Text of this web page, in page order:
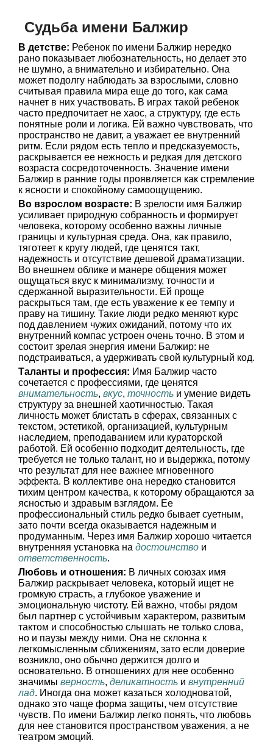
Судьба имени Балжир
В детстве: Ребенок по имени Балжир нередко
рано показывает любознательность, но делает это
не шумно, а внимательно и избирательно. Она
может подолгу наблюдать за взрослыми, словно
считывая правила мира еще до того, как сама
начнет в них участвовать. В играх такой ребенок
часто предпочитает не хаос, а структуру, где есть
понятные роли и логика. Ей важно чувствовать, что
пространство не давит, а уважает ее внутренний
ритм. Если рядом есть тепло и предсказуемость,
раскрывается ее нежность и редкая для детского
возраста сосредоточенность. Значение имени
Балжир в ранние годы проявляется как стремление
к ясности и спокойному самоощущению.
Во взрослом возрасте: В зрелости имя Балжир
усиливает природную собранность и формирует
человека, которому особенно важны личные
границы и культурная среда. Она, как правило,
тяготеет к кругу людей, где ценятся такт,
надежность и отсутствие дешевой драматизации.
Во внешнем облике и манере общения может
ощущаться вкус к минимализму, точности и
сдержанной выразительности. Ей проще
раскрыться там, где есть уважение к ее темпу и
праву на тишину. Такие люди редко меняют курс
под давлением чужих ожиданий, потому что их
внутренний компас устроен очень точно. В этом и
состоит зрелая энергия имени Балжир: не
подстраиваться, а удерживать свой культурный код.
Таланты и профессия: Имя Балжир часто
сочетается с профессиями, где ценятся
внимательность, вкус, точность и умение видеть
структуру за внешней хаотичностью. Такая
личность может блистать в сферах, связанных с
текстом, эстетикой, организацией, культурным
наследием, преподаванием или кураторской
работой. Ей особенно подходит деятельность, где
требуется не только талант, но и выдержка, потому
что результат для нее важнее мгновенного
эффекта. В коллективе она нередко становится
тихим центром качества, к которому обращаются за
ясностью и здравым взглядом. Ее
профессиональный стиль редко бывает суетным,
зато почти всегда оказывается надежным и
продуманным. Через имя Балжир хорошо читается
внутренняя установка на достоинство и
ответственность.
Любовь и отношения: В личных союзах имя
Балжир раскрывает человека, который ищет не
громкую страсть, а глубокое уважение и
эмоциональную чистоту. Ей важно, чтобы рядом
был партнер с устойчивым характером, развитым
тактом и способностью слышать не только слова,
но и паузы между ними. Она не склонна к
легкомысленным сближениям, зато если доверие
возникло, оно обычно держится долго и
основательно. В отношениях для нее особенно
значимы верность, деликатность и внутренний
лад. Иногда она может казаться холодноватой,
однако это чаще форма защиты, чем отсутствие
чувств. По имени Балжир легко понять, что любовь
для нее становится пространством уважения, а не
театром эмоций.